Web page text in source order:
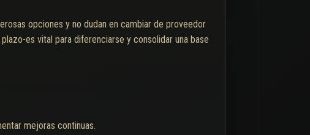
opciones y no dudan en cambiar de proveedor
es vital para diferenciarse y consolidar una base
mejoras continuas.